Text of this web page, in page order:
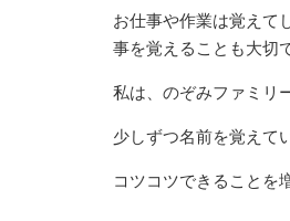
お仕事や作業は覚えて
事を覚えることも大切
私は、のぞみファミリ
少しずつ名前を覚えて
コツコツできることを